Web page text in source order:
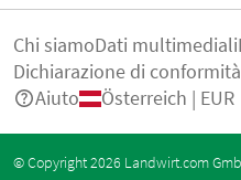
Chi siamoDati multimediali
Dichiarazione di conformità
Aiuto
Österreich | EUR
© Copyright 2026 Landwirt.com